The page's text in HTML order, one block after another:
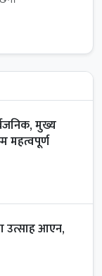
मुख्य
महत्वपूर्ण
उत्साह आएन,